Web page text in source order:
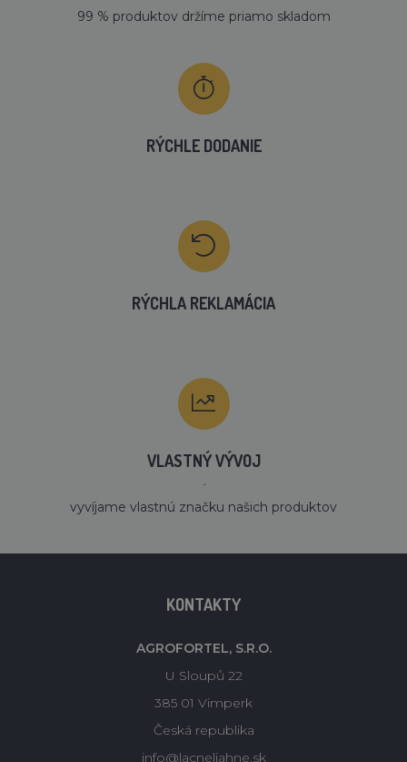
99 % produktov držíme priamo skladom
RÝCHLE DODANIE
RÝCHLA REKLAMÁCIA
VLASTNÝ VÝVOJ
´
vyvíjame vlastnú značku našich produktov
KONTAKTY
AGROFORTEL, S.R.O.
U Sloupů 22
385 01 Vimperk
Česká republika
info@lacneliahne.sk